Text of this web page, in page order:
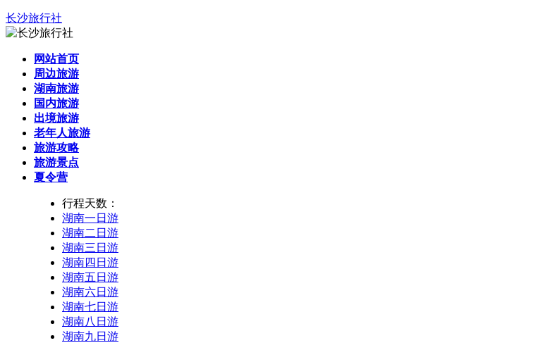
长沙旅行社
网站首页
周边旅游
湖南旅游
国内旅游
出境旅游
老年人旅游
旅游攻略
旅游景点
夏令营
行程天数：
湖南一日游
湖南二日游
湖南三日游
湖南四日游
湖南五日游
湖南六日游
湖南七日游
湖南八日游
湖南九日游